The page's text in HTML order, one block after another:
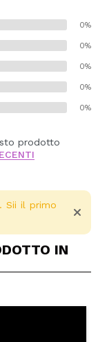
0%
0%
0%
0%
0%
prodotto
Sii il primo
IN